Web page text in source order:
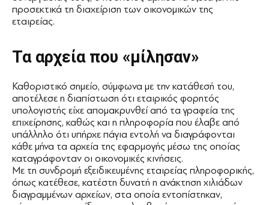
προσεκτικά τη διαχείριση των οικονομικών της
εταιρείας.
Τα αρχεία που «μίλησαν»
Καθοριστικό σημείο, σύμφωνα με την κατάθεσή του,
αποτέλεσε η διαπίστωση ότι εταιρικός φορητός
υπολογιστής είχε απομακρυνθεί από τα γραφεία της
επιχείρησης, καθώς και η πληροφορία που έλαβε από
υπάλληλο ότι υπήρχε πάγια εντολή να διαγράφονται
κάθε μήνα τα αρχεία της εφαρμογής μέσω της οποίας
καταγράφονταν οι οικονομικές κινήσεις.
Με τη συνδρομή εξειδικευμένης εταιρείας πληροφορικής,
όπως κατέθεσε, κατέστη δυνατή η ανάκτηση χιλιάδων
διαγραμμένων αρχείων, στα οποία εντοπίστηκαν,